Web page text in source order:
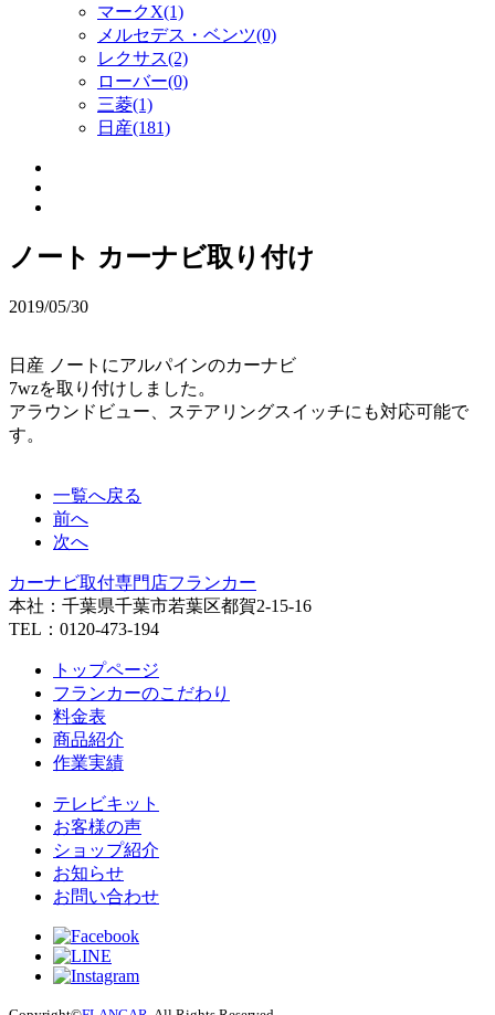
マークX(1)
メルセデス・ベンツ(0)
レクサス(2)
ローバー(0)
三菱(1)
日産(181)
ノート カーナビ取り付け
2019/05/30
日産 ノートにアルパインのカーナビ
7wzを取り付けしました。
アラウンドビュー、ステアリングスイッチにも対応可能で
す。
一覧へ戻る
前へ
次へ
カーナビ取付専⾨店フランカー
本社：千葉県千葉市若葉区都賀2-15-16
TEL：0120-473-194
トップページ
フランカーのこだわり
料金表
商品紹介
作業実績
テレビキット
お客様の声
ショップ紹介
お知らせ
お問い合わせ